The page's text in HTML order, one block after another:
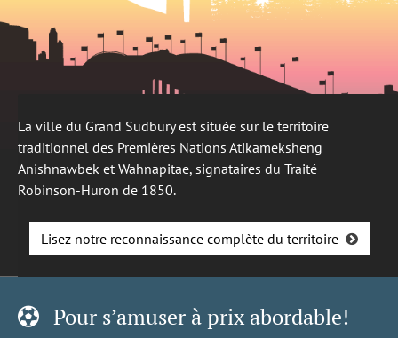
La ville du Grand Sudbury est située sur le territoire
traditionnel des Premières Nations Atikameksheng
Anishnawbek et Wahnapitae, signataires du Traité
Robinson-Huron de 1850.
Lisez notre reconnaissance complète du territoire
Pour s’amuser à prix abordable!